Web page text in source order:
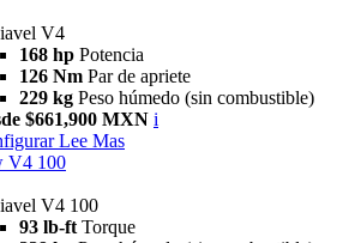
V4
168 hp Potencia
126 Nm Par de apriete
229 kg Peso húmedo (sin combustible)
$661,900 MXN i
Lee Mas
V4 100
V4 100
93 lb-ft Torque